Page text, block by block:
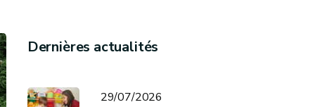
Dernières actualités
29/07/2026